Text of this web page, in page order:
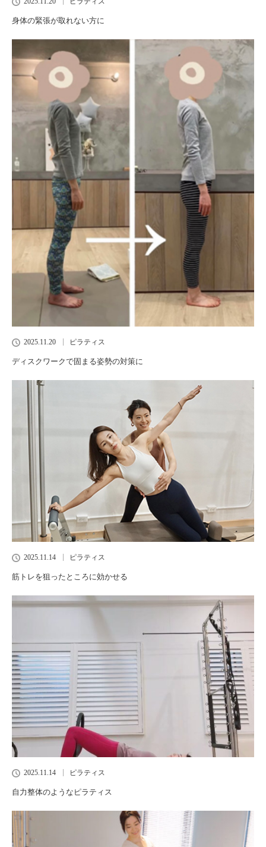
身体の緊張が取れない方に
2025.11.20 ピラティス
ディスクワークで固まる姿勢の対策に
2025.11.14 ピラティス
筋トレを狙ったところに効かせる
2025.11.14 ピラティス
自力整体のようなピラティス